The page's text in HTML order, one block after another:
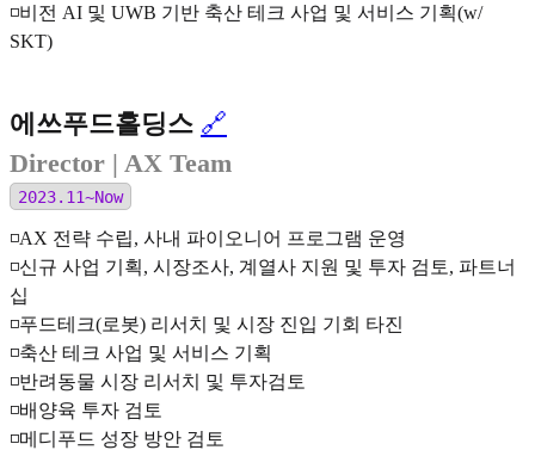
◽️비전 AI 및 UWB 기반 축산 테크 사업 및 서비스 기획(w/
SKT)
에쓰푸드홀딩스 🔗
Director | AX Team
2023.11~Now
◽️AX 전략 수립, 사내 파이오니어 프로그램 운영
◽️신규 사업 기획, 시장조사, 계열사 지원 및 투자 검토, 파트너
십
◽️푸드테크(로봇) 리서치 및 시장 진입 기회 타진
◽️축산 테크 사업 및 서비스 기획
◽️반려동물 시장 리서치 및 투자검토
◽️배양육 투자 검토
◽️메디푸드 성장 방안 검토